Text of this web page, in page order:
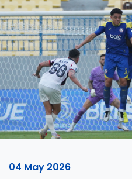
04 May 2026